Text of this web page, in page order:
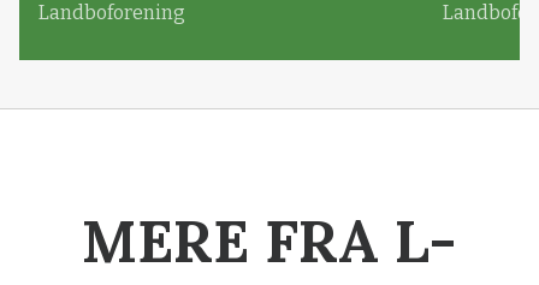
Landboforening
MERE FRA L-